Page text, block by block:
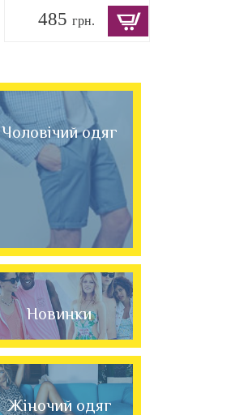
485 грн.
Чоловічий одяг
Новинки
Жіночий одяг